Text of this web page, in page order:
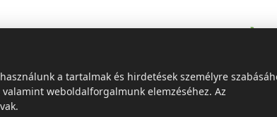
Emblémázás és szállítás Tech = Kedvező ár
a tartalmak és hirdetések személyre
weboldalforgalmunk elemzéséhez. Az